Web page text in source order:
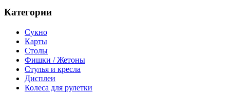
Категории
Сукно
Карты
Столы
Фишки / Жетоны
Стулья и кресла
Дисплеи
Колеса для рулетки